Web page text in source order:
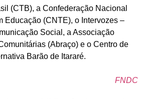
(CTB), a Confederação Nacional
Educação (CNTE), o Intervozes –
Social, a Associação
(Abraço) e o Centro de
Barão de Itararé.
FNDC